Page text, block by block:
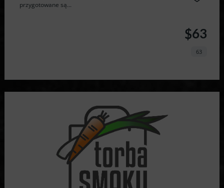
przygotowane są...
$63
63